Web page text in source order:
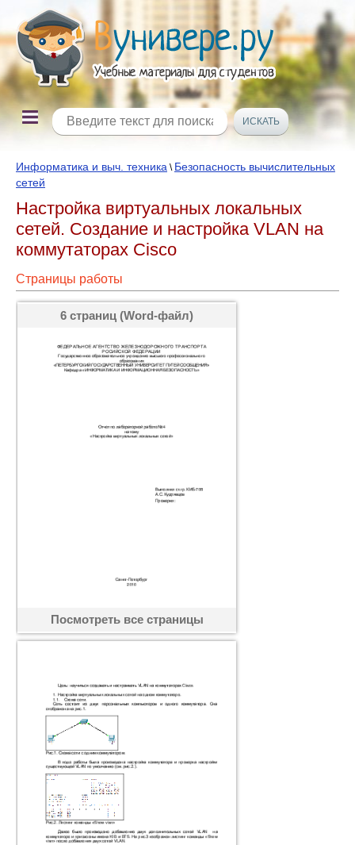
Информатика и выч. техника \ Безопасность вычислительных
сетей
Настройка виртуальных локальных
сетей. Создание и настройка VLAN на
коммутаторах Cisco
Страницы работы
6 страниц (Word-файл)
Посмотреть все страницы